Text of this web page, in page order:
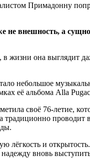
Примадонну
не внешность, а
она выглядит
небольшое
её альбома Alla
своё 76-летие,
проводит
лёгкость и
вновь